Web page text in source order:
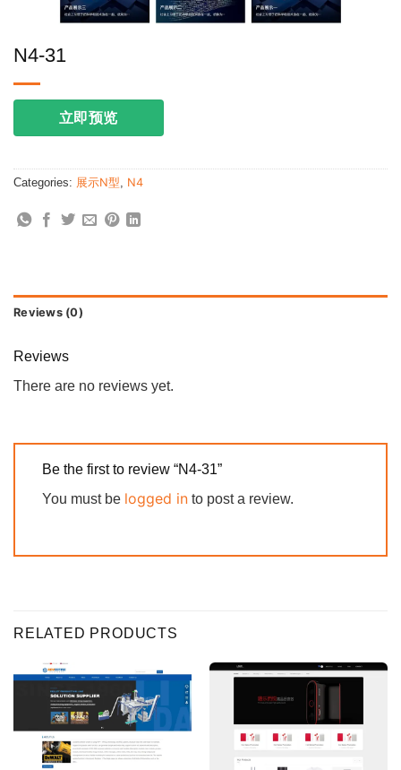
N4-31
立即预览
Categories: 展示N型, N4
Reviews (0)
Reviews
There are no reviews yet.
Be the first to review “N4-31”
You must be logged in to post a review.
RELATED PRODUCTS